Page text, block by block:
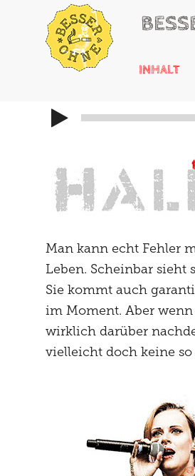
INHALT
HALLORUSSISCHES
MAYBE DAS
MACHEN
SOLUTIONS
THE SECOND DIE
SCHLUSS
Man kann echt Fehler
Leben. Scheinbar sieht
Sie kommt auch
im Moment. Aber
wirklich darüber
vielleicht doch keine so